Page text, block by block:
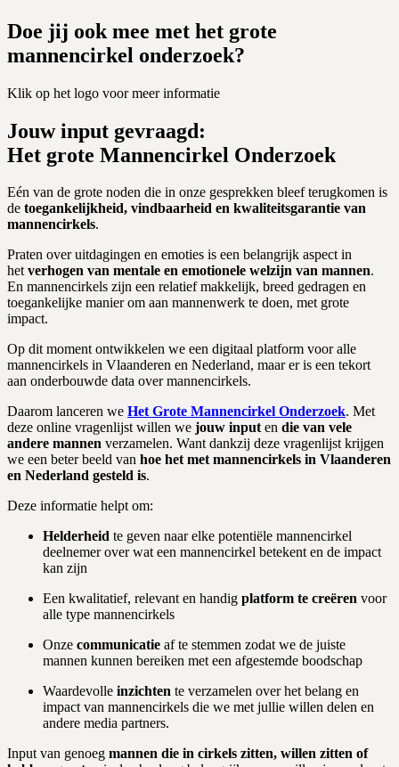
Doe jij ook mee met het grote
mannencirkel onderzoek?
Klik op het logo voor meer informatie
Jouw input gevraagd:
Het grote Mannencirkel Onderzoek
Eén van de grote noden die in onze gesprekken bleef terugkomen is
de toegankelijkheid, vindbaarheid en kwaliteitsgarantie van
mannencirkels.
Praten over uitdagingen en emoties is een belangrijk aspect in
hetverhogen van mentale en emotionele welzijn van mannen.
En mannencirkels zijn een relatief makkelijk, breed gedragen en
toegankelijke manier om aan mannenwerk te doen, met grote
impact.
Op dit moment ontwikkelen we een digitaal platform voor alle
mannencirkels in Vlaanderen en Nederland, maar er is een tekort
aan onderbouwde data over mannencirkels.
Daarom lanceren we Het Grote Mannencirkel Onderzoek. Met
deze online vragenlijst willen we jouw inputen die van vele
andere mannen verzamelen. Want dankzij deze vragenlijst krijgen
we een beter beeld van hoe het met mannencirkels in Vlaanderen
en Nederland gesteld is.
Deze informatie helpt om:
Helderheid te geven naar elke potentiële mannencirkel
deelnemer over wat een mannencirkel betekent en de impact
kan zijn
Een kwalitatief, relevant en handig platform te creëren voor
alle type mannencirkels
Onze communicatie af te stemmen zodat we de juiste
mannen kunnen bereiken met een afgestemde boodschap
Waardevolle inzichten te verzamelen over het belang en
impact van mannencirkels die we met jullie willen delen en
andere media partners.
Input van genoeg mannen die in cirkels zitten, willen zitten of